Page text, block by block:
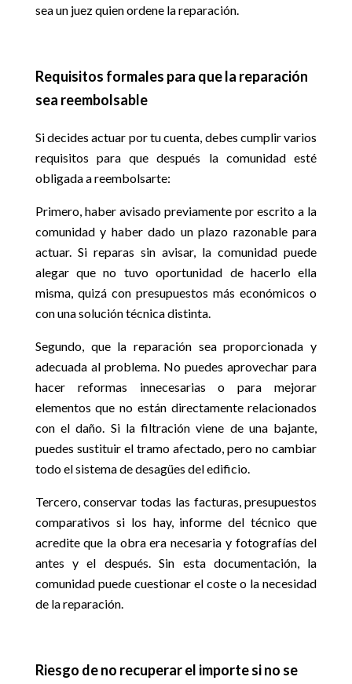
sea un juez quien ordene la reparación.
Requisitos formales para que la reparación
sea reembolsable
Si decides actuar por tu cuenta, debes cumplir varios
requisitos para que después la comunidad esté
obligada a reembolsarte:
Primero, haber avisado previamente por escrito a la
comunidad y haber dado un plazo razonable para
actuar. Si reparas sin avisar, la comunidad puede
alegar que no tuvo oportunidad de hacerlo ella
misma, quizá con presupuestos más económicos o
con una solución técnica distinta.
Segundo, que la reparación sea proporcionada y
adecuada al problema. No puedes aprovechar para
hacer reformas innecesarias o para mejorar
elementos que no están directamente relacionados
con el daño. Si la filtración viene de una bajante,
puedes sustituir el tramo afectado, pero no cambiar
todo el sistema de desagües del edificio.
Tercero, conservar todas las facturas, presupuestos
comparativos si los hay, informe del técnico que
acredite que la obra era necesaria y fotografías del
antes y el después. Sin esta documentación, la
comunidad puede cuestionar el coste o la necesidad
de la reparación.
Riesgo de no recuperar el importe si no se